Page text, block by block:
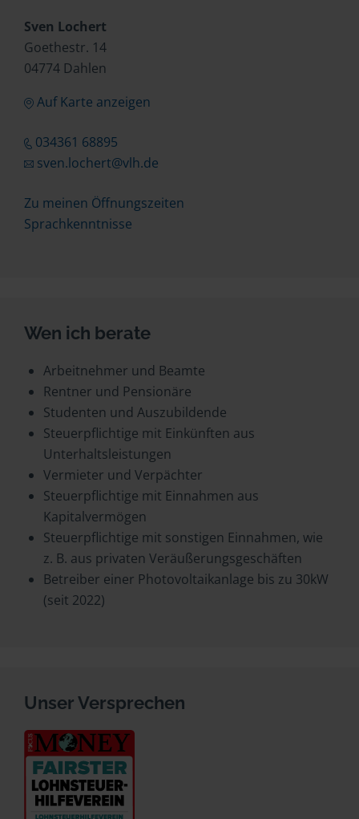
Sven Lochert
Goethestr. 14
04774 Dahlen
Auf Karte anzeigen
034361 68895
sven.lochert@vlh.de
Zu meinen Öffnungszeiten
Sprachkenntnisse
Wen ich berate
Arbeitnehmer und Beamte
Rentner und Pensionäre
Studenten und Auszubildende
Steuerpflichtige mit Einkünften aus
Unterhaltsleistungen
Vermieter und Verpächter
Steuerpflichtige mit Einnahmen aus
Kapitalvermögen
Steuerpflichtige mit sonstigen Einnahmen, wie
z. B. aus privaten Veräußerungsgeschäften
Betreiber einer Photovoltaikanlage bis zu 30kW
(seit 2022)
Unser Versprechen